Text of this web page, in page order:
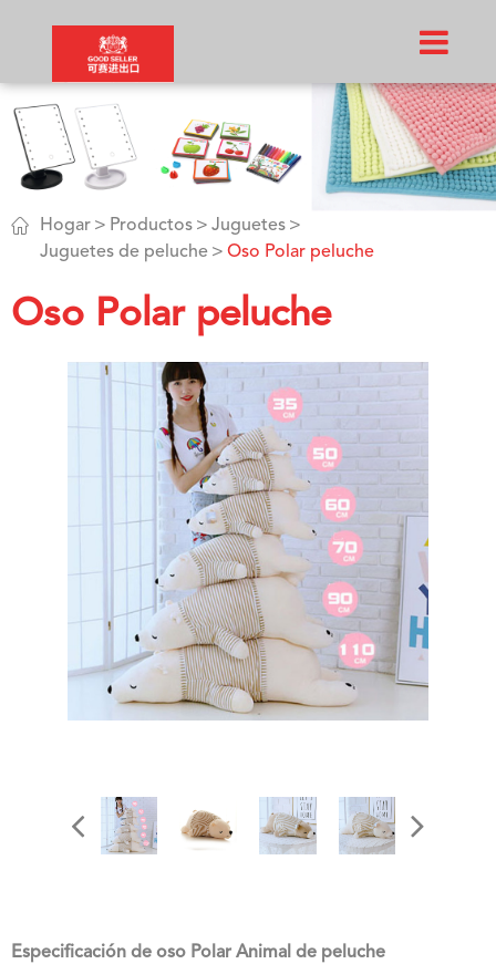
 Hogar Productos
Juguetes
Juguetes de peluche
Oso Polar peluche
Oso Polar peluche
Especificación de oso Polar Animal de peluche